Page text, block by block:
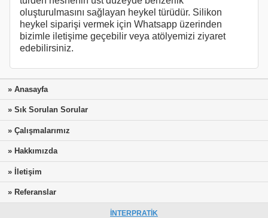
oluşturulmasını sağlayan heykel türüdür. Silikon
heykel siparişi vermek için Whatsapp üzerinden
bizimle iletişime geçebilir veya atölyemizi ziyaret
edebilirsiniz.
» Anasayfa
» Sık Sorulan Sorular
» Çalışmalarımız
» Hakkımızda
» İletişim
» Referanslar
İNTERPRATİK